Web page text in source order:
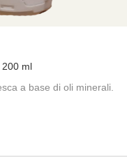
ml
a base di oli minerali.